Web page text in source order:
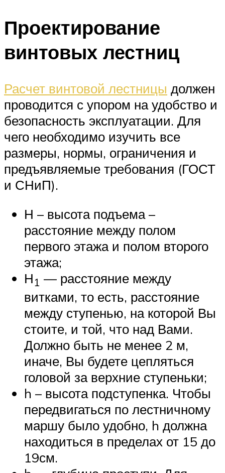
Проектирование
винтовых лестниц
Расчет винтовой лестницы должен
проводится с упором на удобство и
безопасность эксплуатации. Для
чего необходимо изучить все
размеры, нормы, ограничения и
предъявляемые требования (ГОСТ
и СНиП).
Н – высота подъема –
расстояние между полом
первого этажа и полом второго
этажа;
Н1 — расстояние между
витками, то есть, расстояние
между ступенью, на которой Вы
стоите, и той, что над Вами.
Должно быть не менее 2 м,
иначе, Вы будете цепляться
головой за верхние ступеньки;
h – высота подступенка. Чтобы
передвигаться по лестничному
маршу было удобно, h должна
находиться в пределах от 15 до
19см.